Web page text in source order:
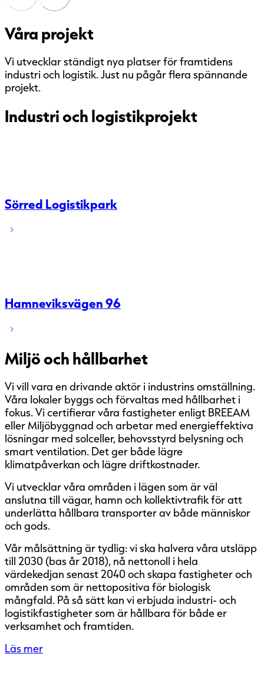
Öppna karta
Våra projekt
Vi utvecklar ständigt nya platser för framtidens
industri och logistik. Just nu pågår flera spännande
projekt.
Industri och logistikprojekt
Sörred Logistikpark
Hamneviksvägen 96
Miljö och hållbarhet
Vi vill vara en drivande aktör i industrins omställning.
Våra lokaler byggs och förvaltas med hållbarhet i
fokus. Vi certifierar våra fastigheter enligt BREEAM
eller Miljöbyggnad och arbetar med energieffektiva
lösningar med solceller, behovsstyrd belysning och
smart ventilation. Det ger både lägre
klimatpåverkan och lägre driftkostnader.
Vi utvecklar våra områden i lägen som är väl
anslutna till vägar, hamn och kollektivtrafik för att
underlätta hållbara transporter av både människor
och gods.
Vår målsättning är tydlig: vi ska halvera våra utsläpp
till 2030 (bas år 2018), nå nettonoll i hela
värdekedjan senast 2040 och skapa fastigheter och
områden som är nettopositiva för biologisk
mångfald. På så sätt kan vi erbjuda industri- och
logistikfastigheter som är hållbara för både er
verksamhet och framtiden.
Läs mer